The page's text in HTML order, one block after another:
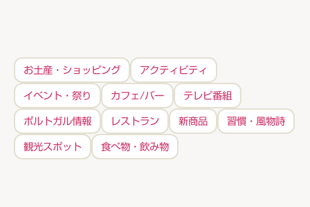
お土産・ショッピング アクティビティ
イベント・祭り カフェ/バー テレビ番組
ポルトガル情報 レストラン 新商品 習慣・風物詩
観光スポット 食べ物・飲み物